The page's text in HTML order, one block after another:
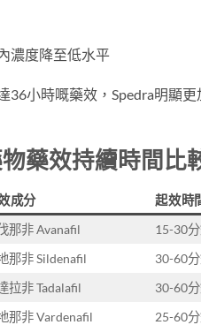
濃度降至低水平
36小時嘅藥效，Spedra明顯
藥效持續時間比
成分 起效時
那非 Avanafil 15-30
那非 Sildenafil 30-60
拉非 Tadalafil 30-60
那非 Vardenafil 25-60